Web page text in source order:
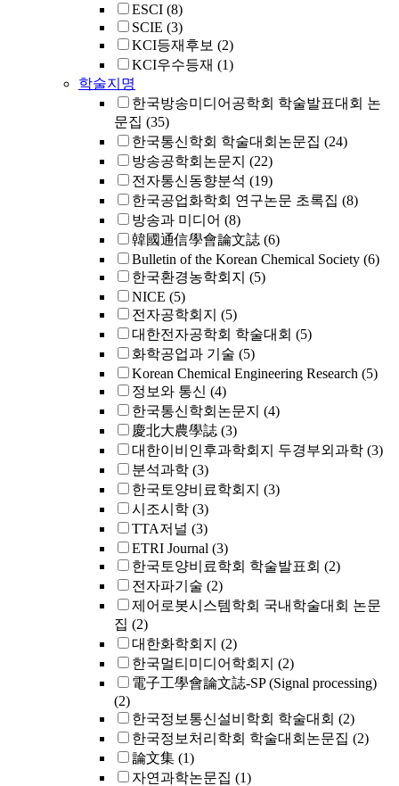
ESCI (8)
SCIE (3)
KCI등재후보 (2)
KCI우수등재 (1)
학술지명
한국방송미디어공학회 학술발표대회 논
문집 (35)
한국통신학회 학술대회논문집 (24)
방송공학회논문지 (22)
전자통신동향분석 (19)
한국공업화학회 연구논문 초록집 (8)
방송과 미디어 (8)
韓國通信學會論文誌 (6)
Bulletin of the Korean Chemical Society (6)
한국환경농학회지 (5)
NICE (5)
전자공학회지 (5)
대한전자공학회 학술대회 (5)
화학공업과 기술 (5)
Korean Chemical Engineering Research (5)
정보와 통신 (4)
한국통신학회논문지 (4)
慶北大農學誌 (3)
대한이비인후과학회지 두경부외과학 (3)
분석과학 (3)
한국토양비료학회지 (3)
시조시학 (3)
TTA저널 (3)
ETRI Journal (3)
한국토양비료학회 학술발표회 (2)
전자파기술 (2)
제어로봇시스템학회 국내학술대회 논문
집 (2)
대한화학회지 (2)
한국멀티미디어학회지 (2)
電子工學會論文誌-SP (Signal processing)
(2)
한국정보통신설비학회 학술대회 (2)
한국정보처리학회 학술대회논문집 (2)
論文集 (1)
자연과학논문집 (1)